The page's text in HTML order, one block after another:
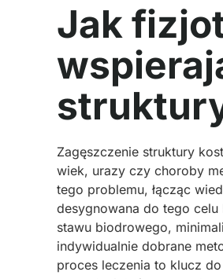
Jak
Zagęszczenie struktury
wiek, urazy czy choroby
tego problemu, łącząc
desygnowana do tego
stawu biodrowego,
indywidualnie dobrane
proces leczenia to klucz